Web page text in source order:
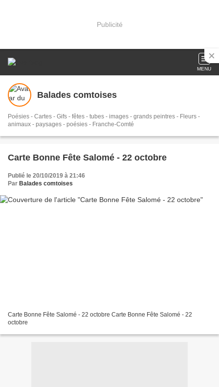
Publicité
MENU
Balades comtoises
Poésies - Cartes - Gifs - fêtes - tubes - images - grands peintres - Fleurs -
animaux - paysages - poésies - Franche-Comté
Carte Bonne Fête Salomé - 22 octobre
Publié le 20/10/2019 à 21:46
Par Balades comtoises
Carte Bonne Fête Salomé - 22 octobre Carte Bonne Fête Salomé - 22
octobre